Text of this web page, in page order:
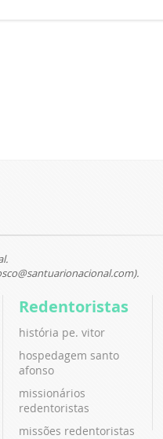
Redentoristas
história pe. vitor
hospedagem santo
afonso
missionários
redentoristas
missões redentoristas